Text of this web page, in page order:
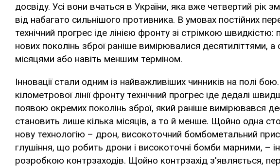
досвіду. Усі вони вчаться в України, яка вже четвертий рік
від набагато сильнішого противника. В умовах постійних
технічний прогрес іде лінією фронту зі стрімкою
нових поколінь зброї раніше вимірювалися десятиліттями, а
місяцями або навіть меншим терміном.
Інновації стали одним із найважливіших чинників на полі
кілометрової лінії фронту технічний прогрес іде дедалі
появою окремих поколінь зброї, який раніше вимірювався
становить лише кілька місяців, а то й менше. Щойно одна
нову технологію – дрон, високоточний бомбометальний
глушіння, що робить дрони і високоточні бомби марними, –
розробкою контрзаходів. Щойно контрзахід з'являється,